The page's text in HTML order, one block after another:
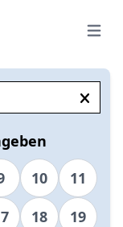
Open
10
11
18
19